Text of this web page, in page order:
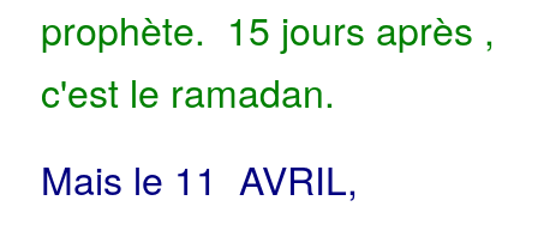
prophète. 15 jours après ,
c'est le ramadan.
Mais le 11 AVRIL,